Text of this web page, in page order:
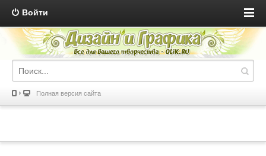
Войти
Полная версия сайта